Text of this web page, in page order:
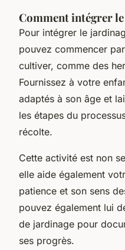
Comment intégrer
Pour intégrer le
pouvez commencer
cultiver, comme des
Fournissez à votre
adaptés à son âge et
les étapes du
récolte.
Cette activité est non
elle aide également
patience et son sens
pouvez également lui
de jardinage pour
ses progrès.